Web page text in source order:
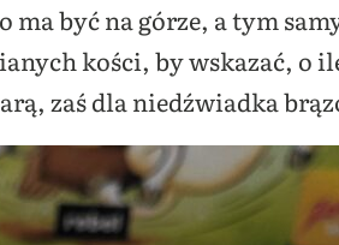
być na górze, a tym
kości, by wskazać, o
zaś dla niedźwiadka